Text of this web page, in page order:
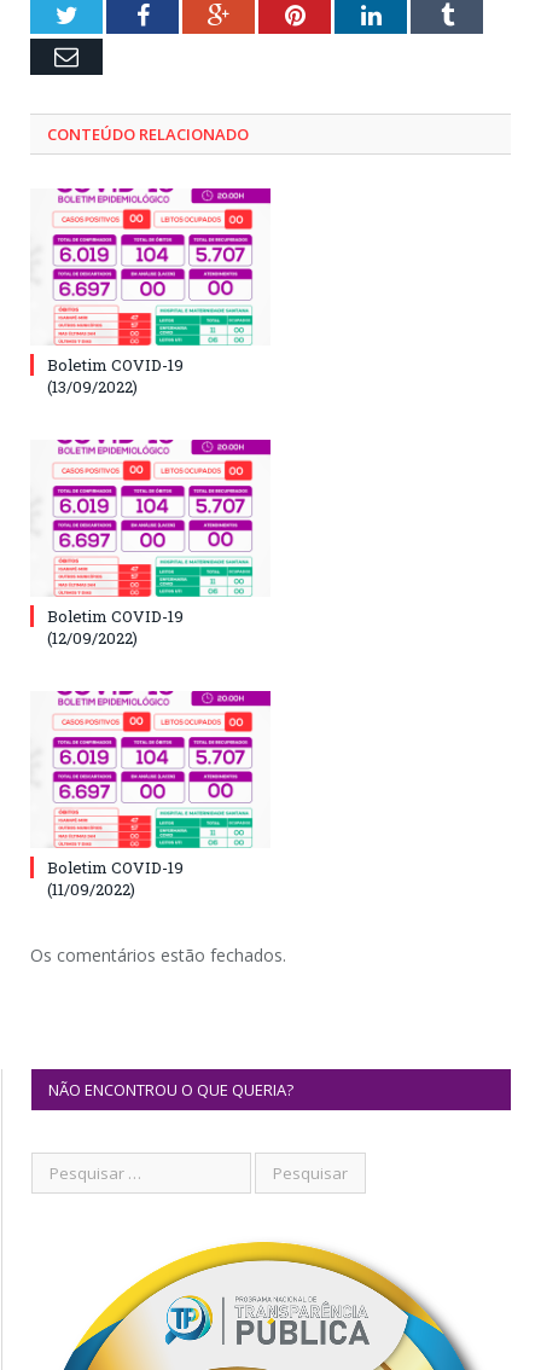
TwitterFacebookGoogle+PinterestLinkedInTumblr
Email
CONTEÚDO RELACIONADO
Boletim COVID-19
(13/09/2022)
Boletim COVID-19
(12/09/2022)
Boletim COVID-19
(11/09/2022)
Os comentários estão fechados.
NÃO ENCONTROU O QUE QUERIA?